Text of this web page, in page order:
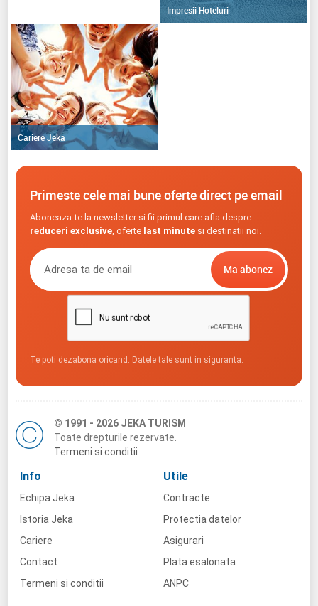
Impresii Hoteluri
Cariere Jeka
Primeste cele mai bune oferte direct pe email
Aboneaza-te la newsletter si fii primul care afla despre
reduceri exclusive, oferte last minutesi destinatii noi.
Te poti dezabona oricand. Datele tale sunt in siguranta.
© 1991 - 2026 JEKA TURISM
Toate drepturile rezervate.
Termeni si conditii
Info
Echipa Jeka
Istoria Jeka
Cariere
Contact
Termeni si conditii
Utile
Contracte
Protectia datelor
Asigurari
Plata esalonata
ANPC